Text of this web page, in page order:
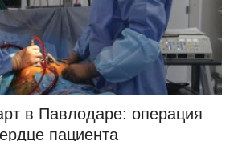
в Павлодаре: операция
пациента